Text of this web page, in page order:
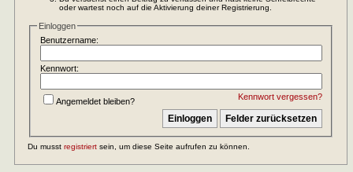
oder wartest noch auf die Aktivierung deiner Registrierung.
Einloggen
Benutzername:
Kennwort:
Kennwort vergessen?
Angemeldet bleiben?
Du musst registriert sein, um diese Seite aufrufen zu können.